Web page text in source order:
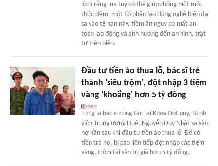
lệch rằng ma tuý có thể giúp chống mệt mỏi,
thức đêm, một bộ phận lao động nghề biển đã
sa vào tệ nạn này, tiềm ẩn nguy cơ mất an
toàn lao động và ảnh hưởng đến an ninh, trật
tự trên biển.
Đầu tư tiền ảo thua lỗ, bác sĩ trẻ
thành 'siêu trộm', đột nhập 3 tiệm
vàng 'khoắng' hơn 5 tỷ đồng
Từng là bác sĩ công tác tại Khoa Đột quỵ, Bệnh
viện Trung ương Huế, Nguyễn Duy Nhật sa vào
nợ nần sau khi đầu tư tiền ảo thua lỗ. Để có
tiền trả nợ, bị cáo liên tiếp đột nhập các tiệm
vàng, trộm tài sản trị giá hơn 5 tỷ đồng.